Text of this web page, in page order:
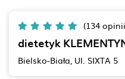
(134
dietetyk
Bielsko-Biała, Ul. SIXTA 5